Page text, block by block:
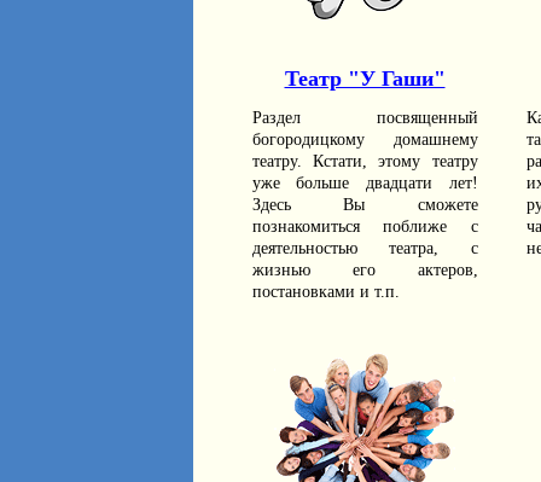
Театр "У Гаши"
Раздел посвященный
богородицкому домашнему
театру. Кстати, этому театру
уже больше двадцати лет!
Здесь Вы сможете
познакомиться поближе с
деятельностью театра, с
жизнью его актеров,
постановками и т.п.